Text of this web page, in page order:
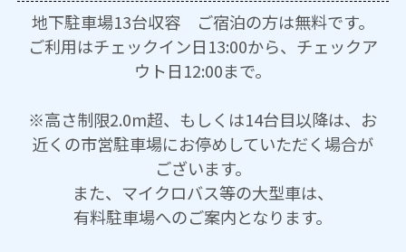
地下駐車場13台収容 ご宿泊の方は無料です。
ご利用はチェックイン日13:00から、チェックア
ウト日12:00まで。
※高さ制限2.0m超、もしくは14台目以降は、お
近くの市営駐車場にお停めしていただく場合が
ございます。
また、マイクロバス等の大型車は、
有料駐車場へのご案内となります。